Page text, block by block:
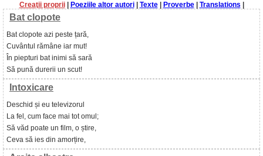
Creaţii proprii| Poeziile altor autori| Texte| Proverbe| Translations
Bat clopote
Bat clopote azi peste țară,
Cuvântul rămâne iar mut!
În piepturi bat inimi să sară
Să pună durerii un scut!
Intoxicare
Deschid și eu televizorul
La fel, cum face mai tot omul;
Să văd poate un film, o știre,
Ceva să ies din amorțire,